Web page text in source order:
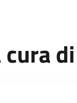
cura di